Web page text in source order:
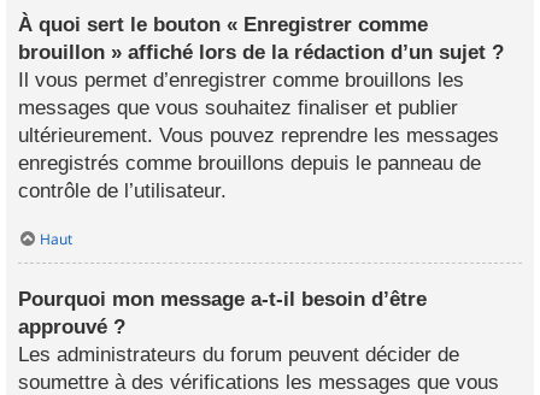
À quoi sert le bouton « Enregistrer comme
brouillon » affiché lors de la rédaction d’un sujet ?
Il vous permet d’enregistrer comme brouillons les
messages que vous souhaitez finaliser et publier
ultérieurement. Vous pouvez reprendre les messages
enregistrés comme brouillons depuis le panneau de
contrôle de l’utilisateur.
Haut
Pourquoi mon message a-t-il besoin d’être
approuvé ?
Les administrateurs du forum peuvent décider de
soumettre à des vérifications les messages que vous